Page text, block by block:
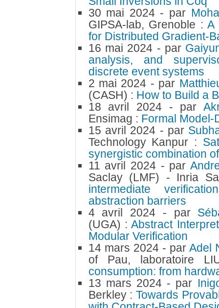
30 mai 2024 - par
GIPSA-lab, Grenoble :A
for Distributed Gradient-
16 mai 2024 - par
analysis, and
discrete event systems
2 mai 2024 - par
(CASH) : How to Build a
18 avril 2024 - par
Ensimag : Formal Model-
15 avril 2024 - par
Technology Kanpur :
synergistic combination
11 avril 2024 - par
Saclay (LMF) - Inria
intermediate
abstraction barriers
4 avril 2024 - par
(UGA) :Abstract
Modular Verification
14 mars 2024 - parAdel
of Pau, laboratoire
consumption: from
13 mars 2024 - par
Berkley :Towards